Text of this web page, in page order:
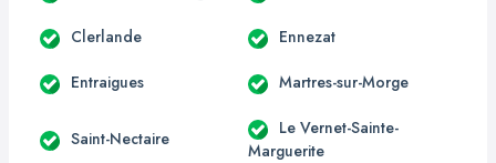
Clerlande Ennezat
Entraigues Martres-sur-Morge
Saint-Nectaire
Le Vernet-Sainte-
Marguerite